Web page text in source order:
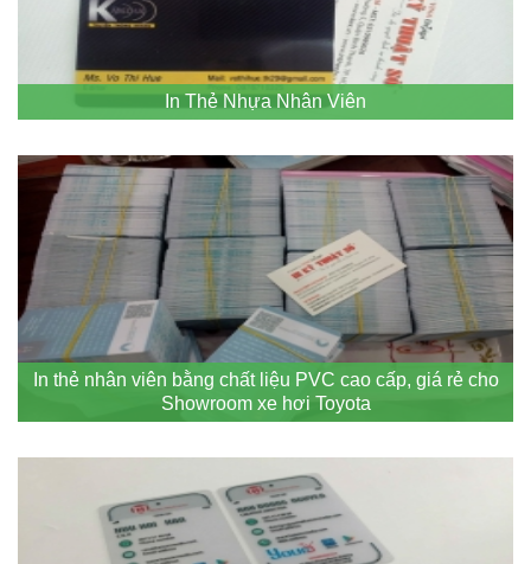
In Thẻ Nhựa Nhân Viên
In thẻ nhân viên bằng chất liệu PVC cao cấp, giá rẻ cho
Showroom xe hơi Toyota